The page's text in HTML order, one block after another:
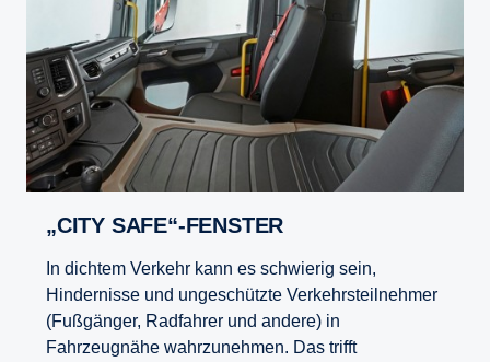
„CITY SAFE“-FENSTER
In dichtem Verkehr kann es schwierig sein,
Hindernisse und ungeschützte Verkehrsteilnehmer
(Fußgänger, Radfahrer und andere) in
Fahrzeugnähe wahrzunehmen. Das trifft